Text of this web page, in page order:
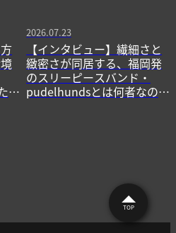
に
2026.07.23
【インタビュー】繊細さと
緻密さが同居する、福岡発
のスリーピースバンド・
pudelhundsとは何者なの
TOP